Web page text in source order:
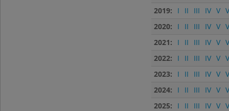
2019:
I II III IV V
2020:
I II III IV V
2021:
I II III IV V
2022:
I II III IV V
2023:
I II III IV V
2024:
I II III IV V
2025:
I II III IV V